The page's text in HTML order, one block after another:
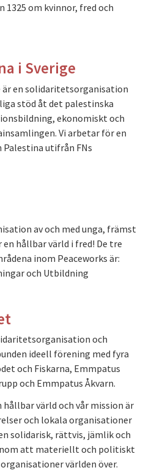
1325 om kvinnor, fred och
i Sverige
är en solidaritetsorganisation
stöd åt det palestinska
ekonomiskt och
Vi arbetar för en
utifrån FNs
i Sverige
av och med unga, främst
en hållbar värld i fred! De tre
inom Peaceworks är:
och Utbildning
och
ideell förening med fyra
och Fiskarna, Emmpatus
och Emmpatus Åkvarn.
hållbar värld och vår mission är
och lokala organisationer
solidarisk, rättvis, jämlik och
att materiellt och politiskt
världen över.